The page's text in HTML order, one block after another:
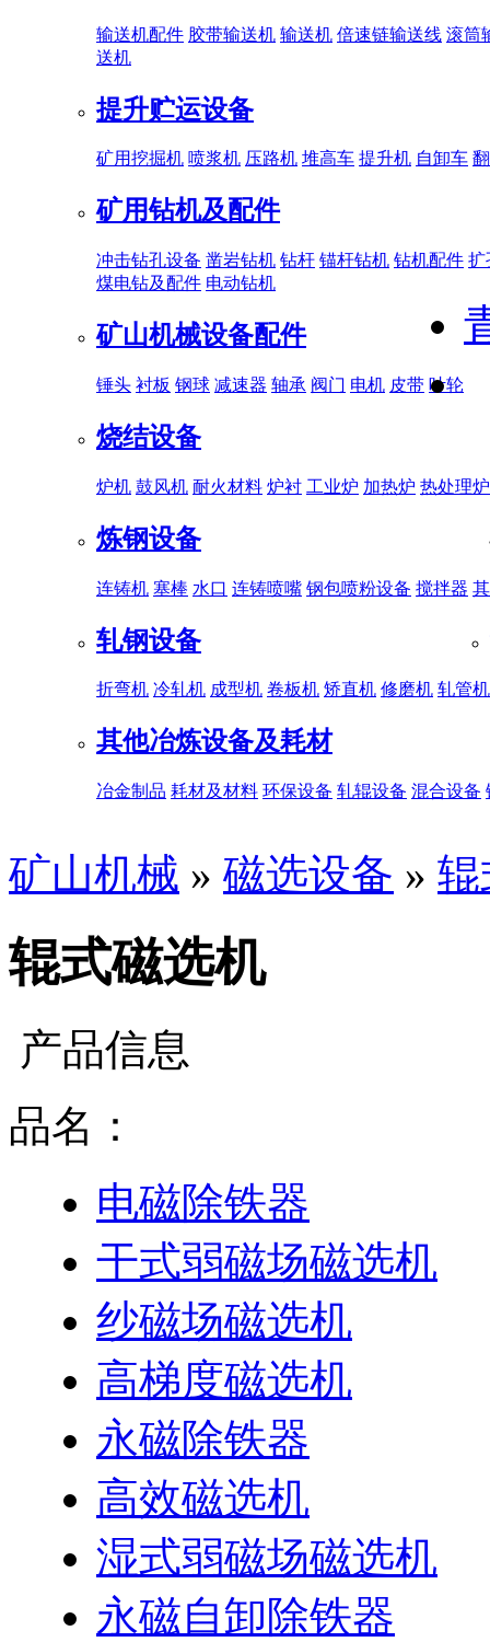
输送机配件 胶带输送机 输送机 倍速链输送线 滚筒
送机
提升贮运设备
矿用挖掘机 喷浆机 压路机 堆高车 提升机 自卸车
矿用钻机及配件
冲击钻孔设备 凿岩钻机 钻杆 锚杆钻机 钻机配件 扩
煤电钻及配件 电动钻机
矿山机械设备配件
锤头 衬板 钢球 减速器 轴承 阀门 电机 皮带 叶轮
烧结设备
炉机 鼓风机 耐火材料 炉衬 工业炉 加热炉 热处理炉
炼钢设备
连铸机 塞棒 水口 连铸喷嘴 钢包喷粉设备 搅拌器
轧钢设备
折弯机 冷轧机 成型机 卷板机 矫直机 修磨机 轧管机
其他冶炼设备及耗材
冶金制品 耗材及材料 环保设备 轧辊设备 混合设备
矿山机械 » 磁选设备 » 辊
辊式磁选机
产品信息
品名：
电磁除铁器
干式弱磁场磁选机
纱磁场磁选机
高梯度磁选机
永磁除铁器
高效磁选机
湿式弱磁场磁选机
永磁自卸除铁器